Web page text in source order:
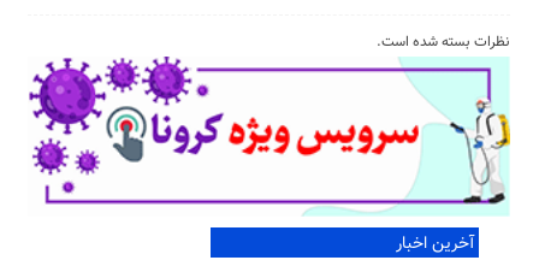
نظرات بسته شده است.
آخرین اخبار